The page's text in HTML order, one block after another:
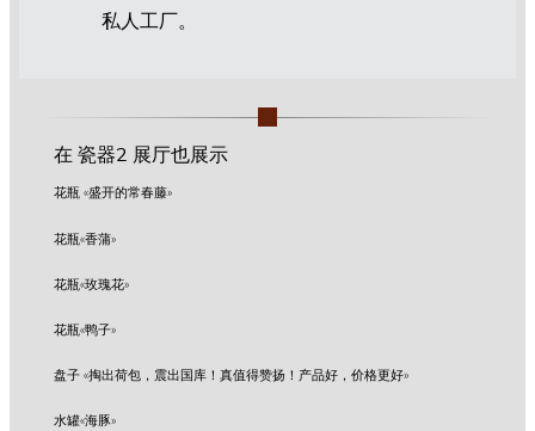
私人工厂。
在 瓷器2 展厅也展示
花瓶 «盛开的常春藤»
花瓶«香蒲»
花瓶«玫瑰花»
花瓶«鸭子»
盘子 «掏出荷包，震出国库！真值得赞扬！产品好，价格更好»
水罐«海豚»